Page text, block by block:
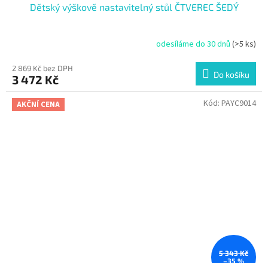
Dětský výškově nastavitelný stůl ČTVEREC ŠEDÝ
odesíláme do 30 dnů (>5 ks)
2 869 Kč bez DPH
3 472 Kč Do košíku
AKČNÍ CENA
5 343 Kč
–35 %
Kód: PAYC9014